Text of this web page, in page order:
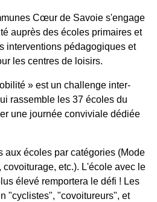
Cœur de Savoie s'engage
auprès des écoles primaires et
interventions pédagogiques et
les centres de loisirs.
» est un challenge inter-
rassemble les 37 écoles du
une journée conviviale dédiée
aux écoles par catégories (Mode
etc.). L'école avec le
élevé remportera le défi ! Les
"cyclistes", "covoitureurs", et